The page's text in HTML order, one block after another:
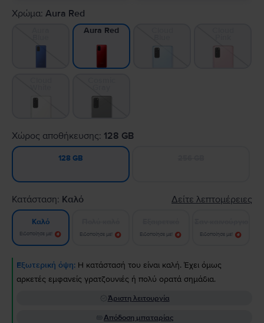
Χρώμα: Aura Red
Aura Red
Χώρος αποθήκευσης: 128 GB
128 GB
Κατάσταση: Καλό Δείτε λεπτομέρειες
Καλό
Ειδοποίησε με! Ειδοποίησε με! Ειδοποίησε με! Ειδοποίησε με!
Εξωτερική όψη: Η κατάστασή του είναι καλή. Έχει όμως
αρκετές εμφανείς γρατζουνιές ή πολύ ορατά σημάδια.
Άριστη λειτουργία
Απόδοση μπαταρίας